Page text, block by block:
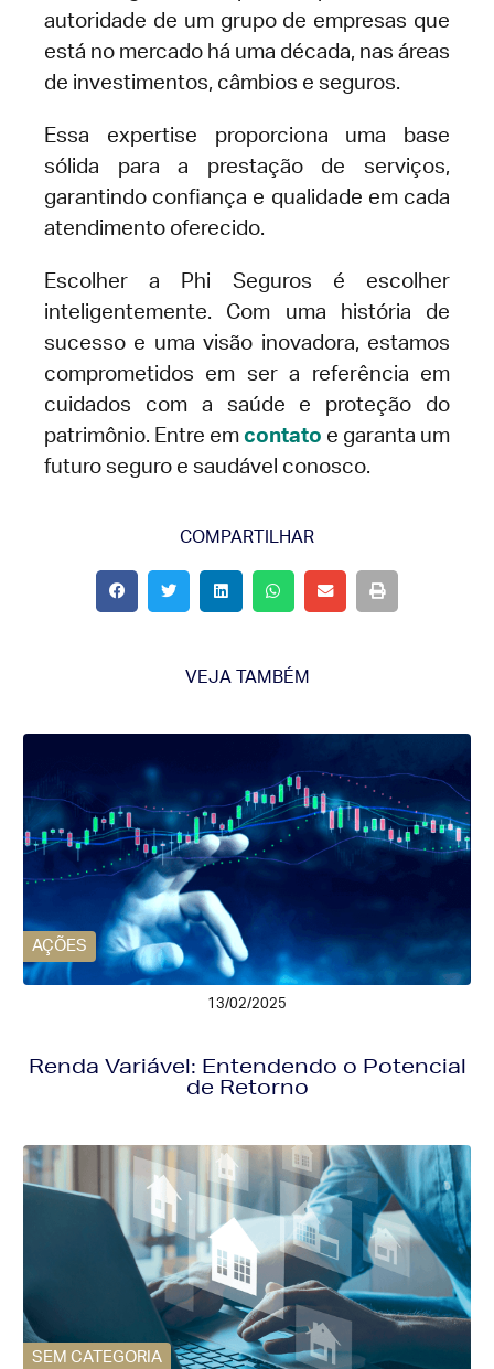
autoridade de um grupo de empresas que
está no mercado há uma década, nas áreas
de investimentos, câmbios e seguros.
Essa expertise proporciona uma base
sólida para a prestação de serviços,
garantindo confiança e qualidade em cada
atendimento oferecido.
Escolher a Phi Seguros é escolher
inteligentemente. Com uma história de
sucesso e uma visão inovadora, estamos
comprometidos em ser a referência em
cuidados com a saúde e proteção do
patrimônio. Entre em contato e garanta um
futuro seguro e saudável conosco.
COMPARTILHAR
VEJA TAMBÉM
AÇÕES
13/02/2025
Renda Variável: Entendendo o Potencial
de Retorno
SEM CATEGORIA